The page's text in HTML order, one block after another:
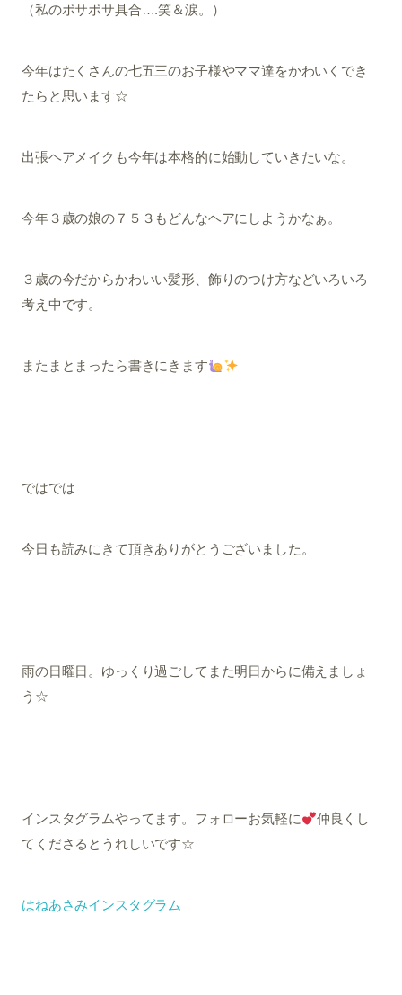
（私のボサボサ具合….笑＆涙。）
今年はたくさんの七五三のお子様やママ達をかわいくでき
たらと思います☆
出張ヘアメイクも今年は本格的に始動していきたいな。
今年３歳の娘の７５３もどんなヘアにしようかなぁ。
３歳の今だからかわいい髪形、飾りのつけ方などいろいろ
考え中です。
またまとまったら書きにきます
ではでは
今日も読みにきて頂きありがとうございました。
雨の日曜日。ゆっくり過ごしてまた明日からに備えましょ
う☆
インスタグラムやってます。フォローお気軽に
仲良くし
てくださるとうれしいです☆
はねあさみインスタグラム